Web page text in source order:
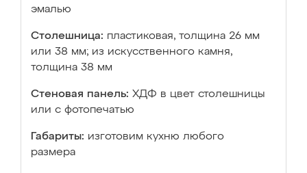
эмалью
Столешница: пластиковая, толщина 26 мм
или 38 мм; из искусственного камня,
толщина 38 мм
Стеновая панель: ХДФ в цвет столешницы
или с фотопечатью
Габариты: изготовим кухню любого
размера